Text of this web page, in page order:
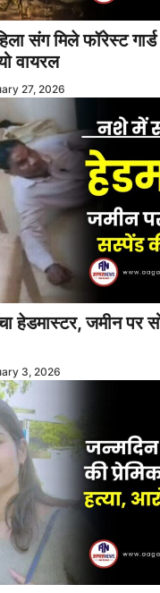
संग मिले फॉरेस्ट
वायरल
27, 2026
हेडमास्टर, जमीन पर
3, 2026